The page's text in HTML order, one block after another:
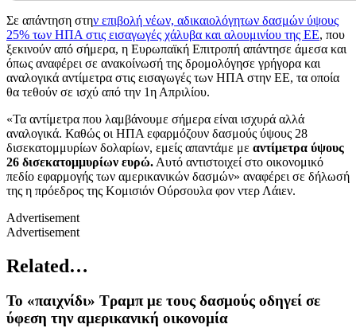
Σε απάντηση στην επιβολή νέων, αδικαιολόγητων δασμών ύψους
25% των ΗΠΑ στις εισαγωγές χάλυβα και αλουμινίου της ΕΕ, που
ξεκινούν από σήμερα, η Ευρωπαϊκή Επιτροπή απάντησε άμεσα και
όπως αναφέρει σε ανακοίνωσή της δρομολόγησε γρήγορα και
αναλογικά αντίμετρα στις εισαγωγές των ΗΠΑ στην ΕΕ, τα οποία
θα τεθούν σε ισχύ από την 1η Απριλίου.
«Τα αντίμετρα που λαμβάνουμε σήμερα είναι ισχυρά αλλά
αναλογικά. Καθώς οι ΗΠΑ εφαρμόζουν δασμούς ύψους 28
δισεκατομμυρίων δολαρίων, εμείς απαντάμε με αντίμετρα ύψους
26 δισεκατομμυρίων ευρώ. Αυτό αντιστοιχεί στο οικονομικό
πεδίο εφαρμογής των αμερικανικών δασμών» αναφέρει σε δήλωσή
της η πρόεδρος της Κομισιόν Ούρσουλα φον ντερ Λάιεν.
Advertisement
Advertisement
Related…
Το «παιχνίδι» Τραμπ με τους δασμούς οδηγεί σε
ύφεση την αμερικανική οικονομία